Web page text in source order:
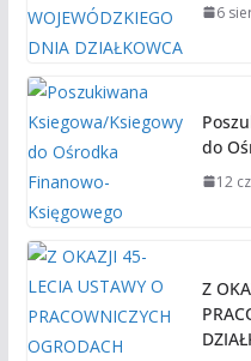
6
do
12
Z